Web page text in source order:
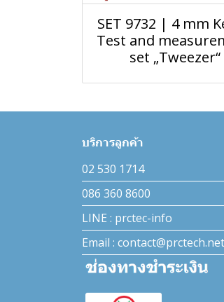
SET 9732 | 4 mm
Test and
set „Tweezer“
บริการลูกค้า
02 530 1714
086 360 8600
LINE : prctec-info
Email : contact@prctech.net